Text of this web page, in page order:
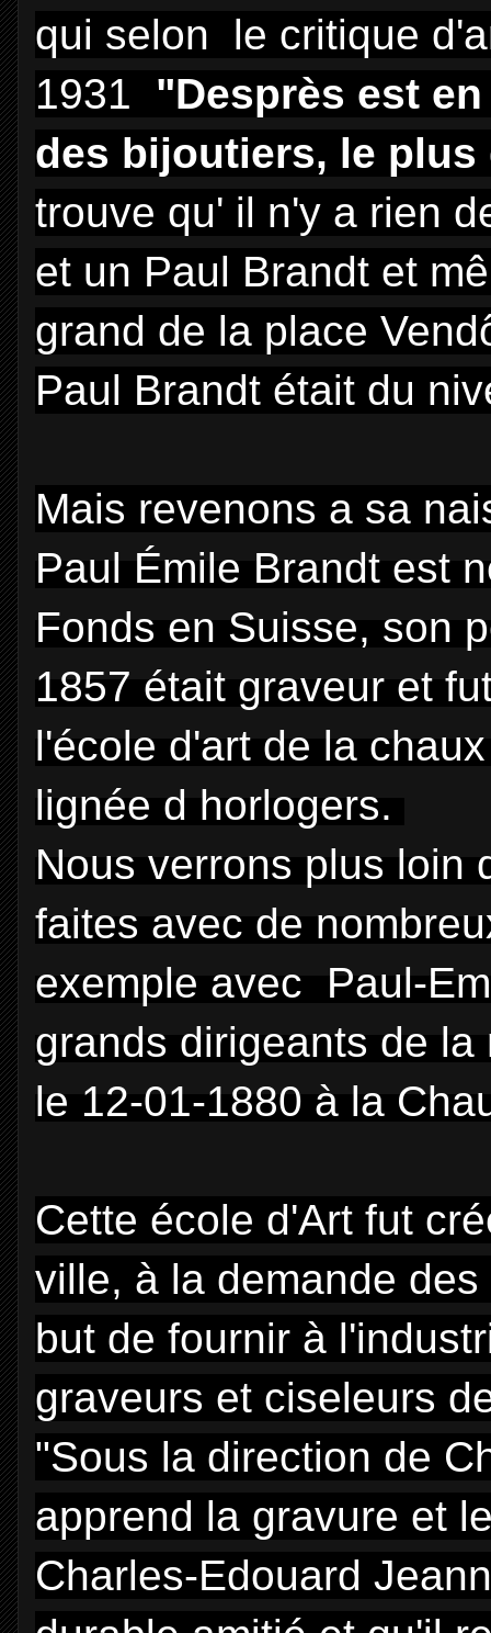
qui selon
le critique
1931
"Desprès est
des bijoutiers, le
trouve qu' il n'y a rien
et un Paul Brandt et
grand de la place
Paul Brandt était du
Mais revenons a sa
Paul Émile Brandt est
Fonds en Suisse, son
1857 était graveur et
l'école d'art de la
lignée d horlogers.
Nous verrons plus loin
faites avec de
exemple avec Paul-
grands dirigeants de
le 12-01-1880 à la
Cette école d'Art fut
ville, à la demande
but de fournir à
graveurs et ciseleurs
"Sous la direction de
apprend la gravure et
Charles-Edouard